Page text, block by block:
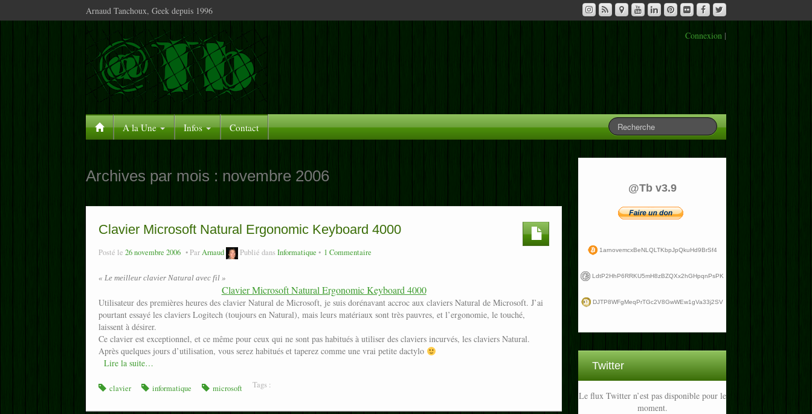
Arnaud Tanchoux, Geek depuis 1996
Connexion|
A la Une Infos Contact
Archives par mois : novembre 2006
Clavier Microsoft Natural Ergonomic Keyboard 4000
Posté le 26 novembre 2006 ParArnaud Publié dansInformatique 1 Commentaire
« Le meilleur clavier Natural avec fil »
Clavier Microsoft Natural Ergonomic Keyboard 4000
Utilisateur des premières heures des clavier Natural de Microsoft, je suis dorénavant accroc aux claviers Natural de Microsoft. J’ai
pourtant essayé les claviers Logitech (toujours en Natural), mais leurs matériaux sont très pauvres, et l’ergonomie, le touché,
laissent à désirer.
Ce clavier est exceptionnel, et ce même pour ceux qui ne sont pas habitués à utiliser des claviers incurvés, les claviers Natural.
Après quelques jours d’utilisation, vous serez habitués et taperez comme une vrai petite dactylo
Lire la suite…
Tags :
clavier informatique microsoft
@Tb v3.9
1arnovemcxBeNLQLTKbpJpQkuHd9BrSf4
LdtP2HhP6RRKU5mH8zBZQXx2hGHpqnPsPK
DJTP8WFgMeqPrTGc2V8GwWEw1gVa33j2SV
Twitter
Le flux Twitter n’est pas disponible pour le
moment.